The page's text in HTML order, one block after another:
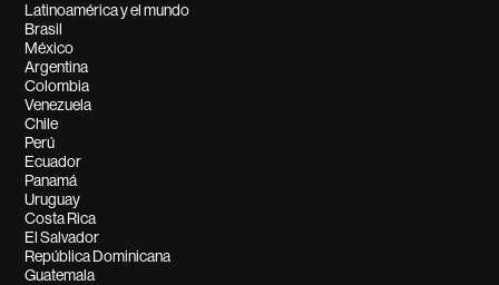
Latinoamérica y el mundo
Brasil
México
Argentina
Colombia
Venezuela
Chile
Perú
Ecuador
Panamá
Uruguay
Costa Rica
El Salvador
República Dominicana
Guatemala